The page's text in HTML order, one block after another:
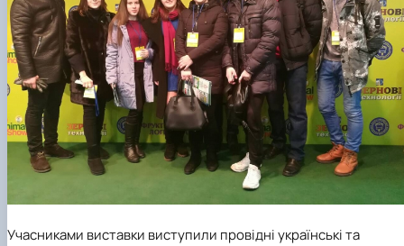
Учасниками виставки виступили провідні українські та